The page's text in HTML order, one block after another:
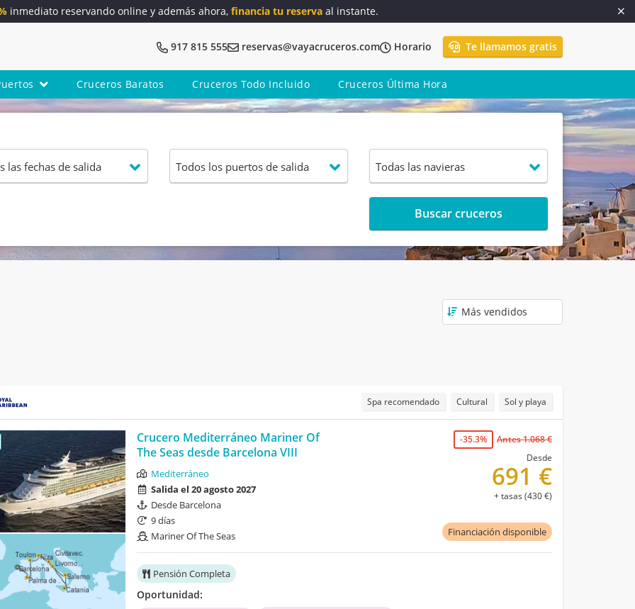
inmediato reservando online y además ahora, financia tu reserva al instante.
917 815 555 reservas@vayacruceros.com Horario Te llamamos gratis
Cruceros Baratos Cruceros Todo Incluido Cruceros Última Hora
Buscar cruceros
Spa recomendado Cultural Sol y playa
Crucero Mediterráneo Mariner Of
The Seas desde Barcelona VIII
Mediterráneo
Salida el 20 agosto 2027
Desde Barcelona
9 días
Mariner Of The Seas
Pensión Completa
Oportunidad:
Financiación disponible
-35.3%
Antes 1.068 €
Desde
691 €
+ tasas (430 €)